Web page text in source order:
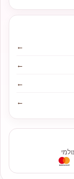
←
←
←
←